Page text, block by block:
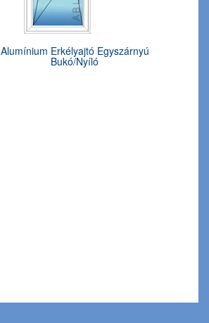
Alumínium Erkélyajtó Egyszárnyú
Bukó/Nyíló